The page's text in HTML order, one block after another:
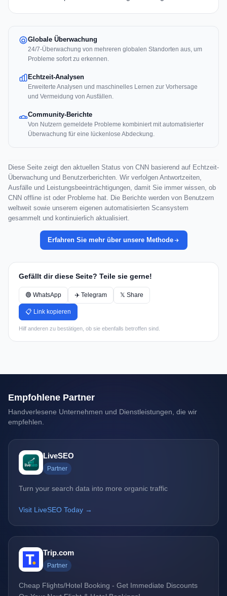
Globale Überwachung
24/7-Überwachung von mehreren globalen Standorten aus, um
Probleme sofort zu erkennen.
Echtzeit-Analysen
Erweiterte Analysen und maschinelles Lernen zur Vorhersage
und Vermeidung von Ausfällen.
Community-Berichte
Von Nutzern gemeldete Probleme kombiniert mit automatisierter
Überwachung für eine lückenlose Abdeckung.
Diese Seite zeigt den aktuellen Status von CNN basierend auf Echtzeit-
Überwachung und Benutzerberichten. Wir verfolgen Antwortzeiten,
Ausfälle und Leistungsbeeinträchtigungen, damit Sie immer wissen, ob
CNN offline ist oder Probleme hat. Die Berichte werden von Benutzern
weltweit sowie unserem eigenen automatisierten Scansystem
gesammelt und kontinuierlich aktualisiert.
Erfahren Sie mehr über unsere Methode
Gefällt dir diese Seite? Teile sie gerne!
🟢 WhatsApp ✈️ Telegram 𝕏 Share
📋 Link kopieren
Hilf anderen zu bestätigen, ob sie ebenfalls betroffen sind.
Empfohlene Partner
Handverlesene Unternehmen und Dienstleistungen, die wir
empfehlen.
LiveSEO
Partner
Turn your search data into more organic traffic
Visit LiveSEO Today →
Trip.com
Partner
Cheap Flights/Hotel Booking - Get Immediate Discounts